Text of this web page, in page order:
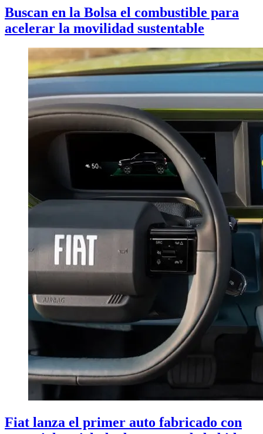
Buscan en la Bolsa el combustible para
acelerar la movilidad sustentable
Fiat lanza el primer auto fabricado con